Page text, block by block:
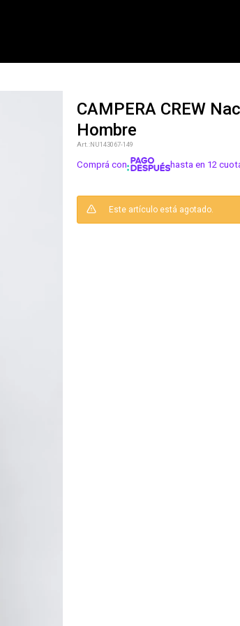
CAMPERA CREW
Hombre
NU143067-149
Comprá con hasta en 12
¡ME INTERESA!
Este artículo está agotado.